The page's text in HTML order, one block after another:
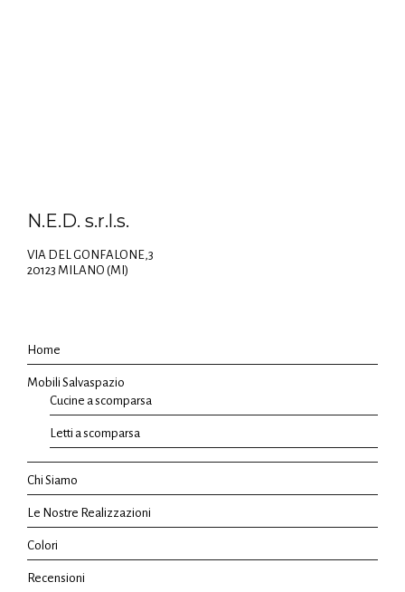
N.E.D. s.r.l.s.
VIA DEL GONFALONE,3
20123 MILANO (MI)
Home
Mobili Salvaspazio
Cucine a scomparsa
Letti a scomparsa
Chi Siamo
Le Nostre Realizzazioni
Colori
Recensioni